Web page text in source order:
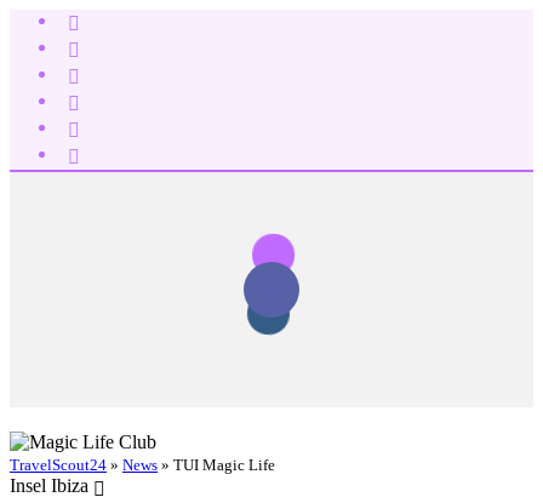
TravelScout24 » News » TUI Magic Life
Insel Ibiza